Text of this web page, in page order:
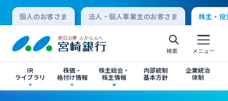
個人のお客さま 法人・個人事業主のお客さま 株主・
検索 メニュー
IR
ライブラリ
株価・
格付け情報
株主総会・
株主情報
内部統制
基本方針
企業統治
体制